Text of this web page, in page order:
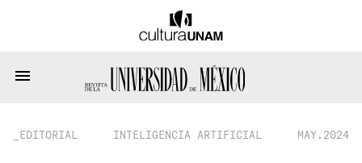
_EDITORIAL INTELIGENCIA ARTIFICIAL MAY.2024